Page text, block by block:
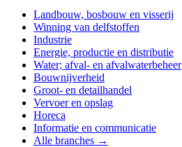
Landbouw, bosbouw en visserij
Winning van delfstoffen
Industrie
Energie, productie en distributie
Water; afval- en afvalwaterbeheer
Bouwnijverheid
Groot- en detailhandel
Vervoer en opslag
Horeca
Informatie en communicatie
Alle branches →